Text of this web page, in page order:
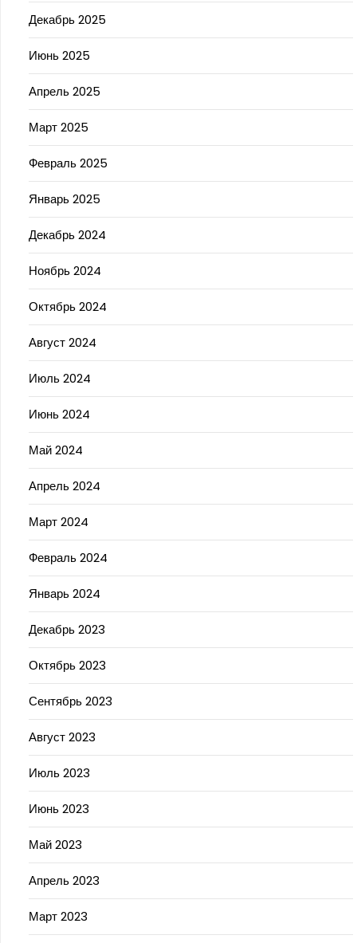
Декабрь 2025
Июнь 2025
Апрель 2025
Март 2025
Февраль 2025
Январь 2025
Декабрь 2024
Ноябрь 2024
Октябрь 2024
Август 2024
Июль 2024
Июнь 2024
Май 2024
Апрель 2024
Март 2024
Февраль 2024
Январь 2024
Декабрь 2023
Октябрь 2023
Сентябрь 2023
Август 2023
Июль 2023
Июнь 2023
Май 2023
Апрель 2023
Март 2023